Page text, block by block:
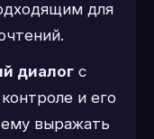
для
диалогс
и его
ему выражать